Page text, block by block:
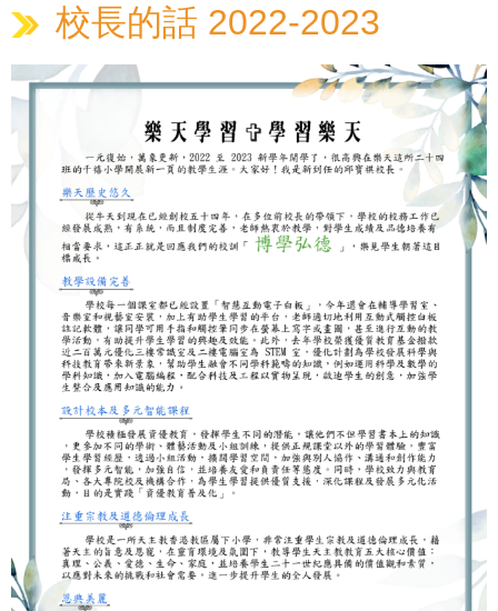
校長的話 2022-2023